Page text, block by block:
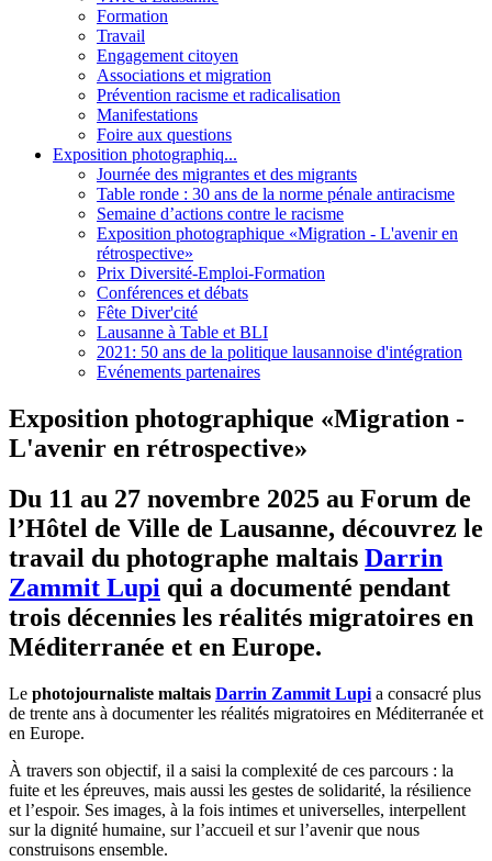
Formation
Travail
Engagement citoyen
Associations et migration
Prévention racisme et radicalisation
Manifestations
Foire aux questions
Exposition photographiq...
Journée des migrantes et des migrants
Table ronde : 30 ans de la norme pénale antiracisme
Semaine d’actions contre le racisme
Exposition photographique «Migration - L'avenir en
rétrospective»
Prix Diversité-Emploi-Formation
Conférences et débats
Fête Diver'cité
Lausanne à Table et BLI
2021: 50 ans de la politique lausannoise d'intégration
Evénements partenaires
Exposition photographique «Migration -
L'avenir en rétrospective»
Du 11 au 27 novembre 2025 au Forum de
l’Hôtel de Ville de Lausanne, découvrez le
travail du photographe maltais Darrin
Zammit Lupi qui a documenté pendant
trois décennies les réalités migratoires en
Méditerranée et en Europe.
Le photojournaliste maltais Darrin Zammit Lupi a consacré plus
de trente ans à documenter les réalités migratoires en Méditerranée et
en Europe.
À travers son objectif, il a saisi la complexité de ces parcours : la
fuite et les épreuves, mais aussi les gestes de solidarité, la résilience
et l’espoir. Ses images, à la fois intimes et universelles, interpellent
sur la dignité humaine, sur l’accueil et sur l’avenir que nous
construisons ensemble.